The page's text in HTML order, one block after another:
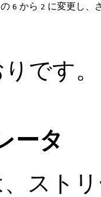
6 から 2 に変更し、
です。
ータ
スト